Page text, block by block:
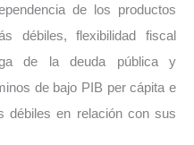
de los productos
débiles, flexibilidad fiscal
de la deuda pública y
de bajo PIB per cápita e
débiles en relación con sus